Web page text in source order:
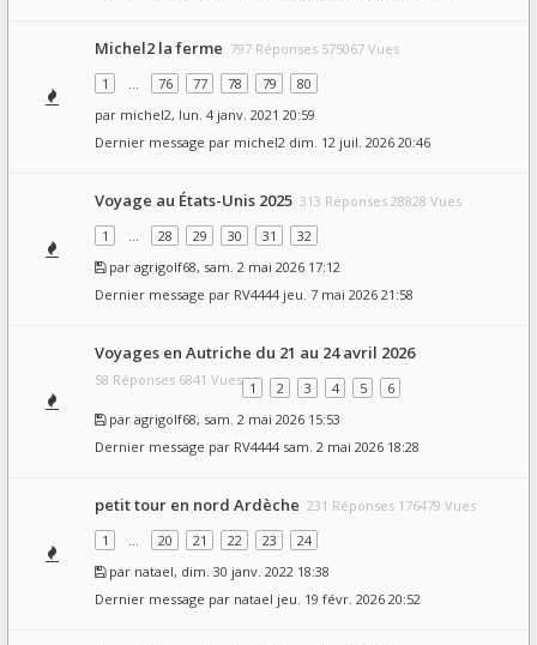
Michel2 la ferme 797 Réponses 575067 Vues
1
… 76 77 78 79
80
par michel2, lun. 4 janv. 2021 20:59
Dernier message par michel2 dim. 12 juil. 2026 20:46
Voyage au États-Unis 2025 313 Réponses 28828 Vues
1
… 28 29 30 31
32
par agrigolf68, sam. 2 mai 2026 17:12
Dernier message par RV4444 jeu. 7 mai 2026 21:58
Voyages en Autriche du 21 au 24 avril 2026
58 Réponses 6841 Vues 1 2 3 4 5
6
par agrigolf68, sam. 2 mai 2026 15:53
Dernier message par RV4444 sam. 2 mai 2026 18:28
petit tour en nord Ardèche 231 Réponses 176479 Vues
1
… 20 21 22 23
24
par natael, dim. 30 janv. 2022 18:38
Dernier message par natael jeu. 19 févr. 2026 20:52